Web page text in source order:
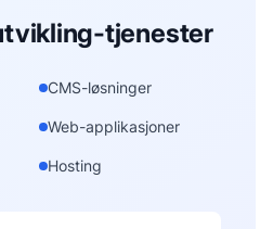
-tjenester
CMS-løsninger
Web-applikasjoner
Hosting